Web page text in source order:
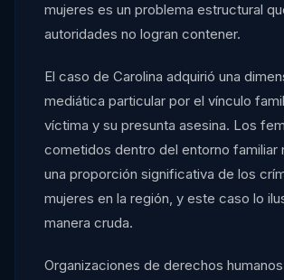
mujeres es un problema estructural
autoridades no logran contener.
El caso de Carolina adquirió una
mediática particular por el vínculo
víctima y su presunta asesina. Los
cometidos dentro del entorno familiar
una proporción significativa de los
mujeres en la región, y este caso lo
manera cruda.
Organizaciones de derechos